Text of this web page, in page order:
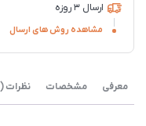
ارسال 3 روزه
مشاهده روش های ارسال
معرفی مشخصات نظرات (0)